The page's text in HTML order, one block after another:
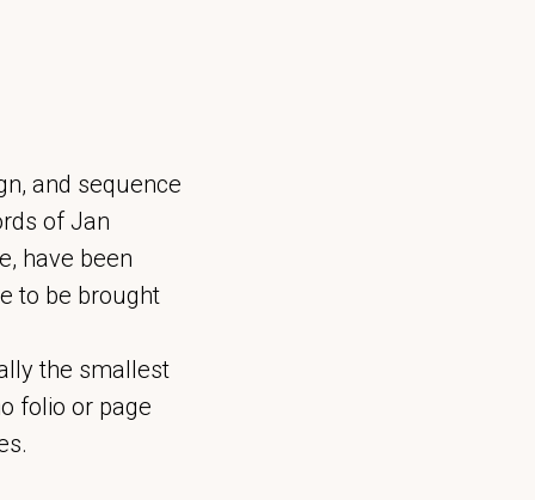
and sequence
of Jan
have been
to be brought
the smallest
folio or page